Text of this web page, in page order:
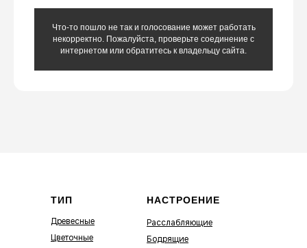
Что-то пошло не так и голосование может работать
некорректно. Пожалуйста, проверьте соединение с
интернетом или обратитесь к владельцу сайта.
ТИП
Древесные
Цветочные
НАСТРОЕНИЕ
Расслабляющие
Бодрящие